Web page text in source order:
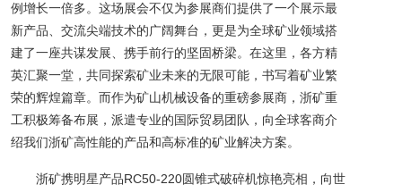
例增长一倍多。这场展会不仅为参展商们提供了一个展示最
新产品、交流尖端技术的广阔舞台，更是为全球矿业领域搭
建了一座共谋发展、携手前行的坚固桥梁。在这里，各方精
英汇聚一堂，共同探索矿业未来的无限可能，书写着矿业繁
荣的辉煌篇章。而作为矿山机械设备的重磅参展商，浙矿重
工积极筹备布展，派遣专业的国际贸易团队，向全球客商介
绍我们浙矿高性能的产品和高标准的矿业解决方案。
浙矿携明星产品RC50-220圆锥式破碎机惊艳亮相，向世